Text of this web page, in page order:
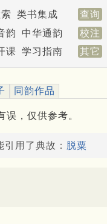
类书集成 查询
韵 中华通韵 校注
课 学习指南 其它
同韵作品
，仅供参考。
用了典故： 脱粟